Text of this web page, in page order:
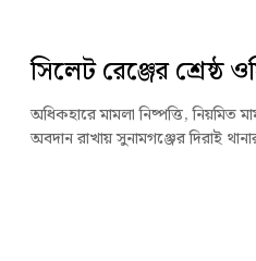
সিলেট রেঞ্জের শ্রেষ্ঠ
অধিকহারে মামলা নিষ্পত্তি, নিয়মিত
অবদান রাখায় সুনামগঞ্জের দিরাই